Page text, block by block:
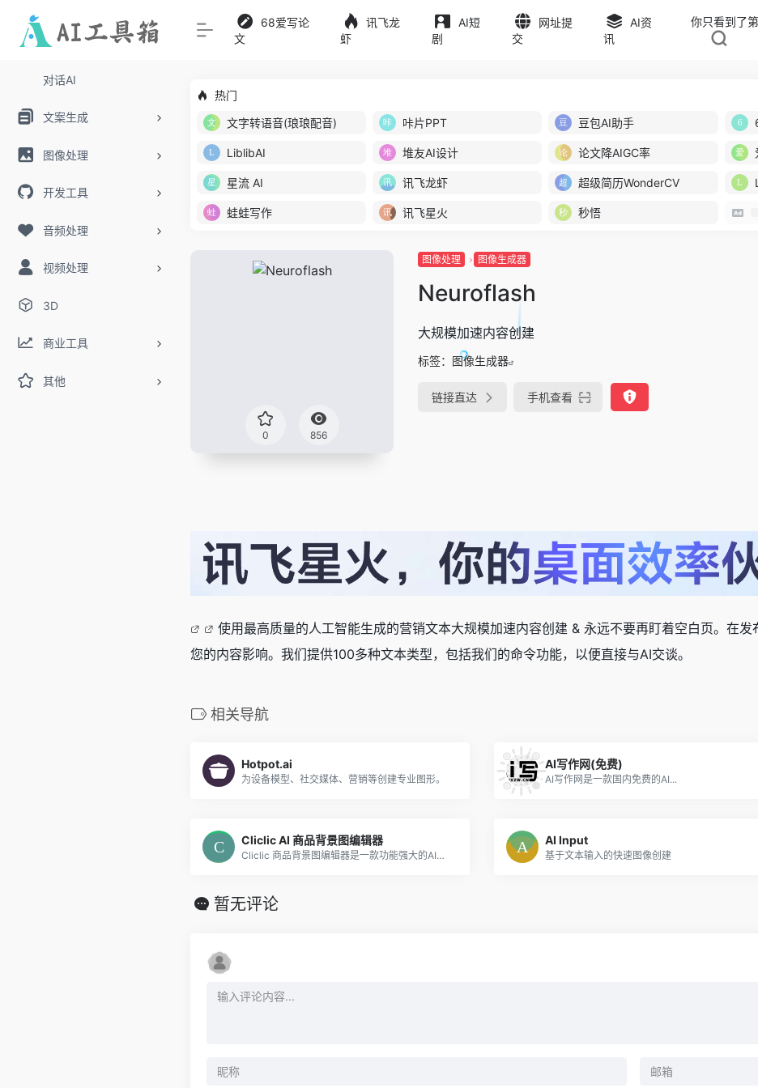
对话AI
文案生成
图像处理
开发工具
音频处理
视频处理
3D
商业工具
其他
68爱写论
文
讯飞龙
虾
AI短
剧
网址提
交
AI资
讯
你只看到了
热门
文字转语音(琅琅配音)
咔片PPT 豆包AI助手
LiblibAI 堆友AI设计 论文降AIGC率
星流 AI 讯飞龙虾 超级简历WonderCV
蛙蛙写作 讯飞星火 秒悟
0 856
图像处理 图像生成器
Neuroflash
大规模加速内容创建
标签： 图像生成器
链接直达 手机查看
使用最高质量的人工智能生成的营销文本大规模加速内容创建 & 永远不要再盯着空白页。在
您的内容影响。我们提供100多种文本类型，包括我们的命令功能，以便直接与AI交谈。
相关导航
Hotpot.ai
为设备模型、社交媒体、营销等创建专业图形。
AI写作网(免费)
AI写作网是一款国内免费的AI...
Cliclic AI 商品背景图编辑器
Cliclic 商品背景图编辑器是一款功能强大的AI工具，帮助用户快速生成具有吸引力的商品图背景。
AI Input
基于文本输入的快速图像创建
暂无评论